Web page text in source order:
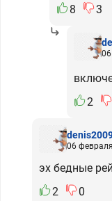
8 3
2
06
эх бедные
2
0